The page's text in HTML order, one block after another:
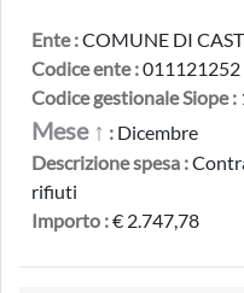
Ente :COMUNE DI
Codice ente :011121252
Codice gestionale Siope :
Mese ↑ : Dicembre
Descrizione spesa :
rifiuti
Importo :€ 2.747,78